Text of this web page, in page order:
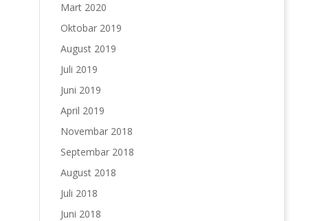
Mart 2020
Oktobar 2019
August 2019
Juli 2019
Juni 2019
April 2019
Novembar 2018
Septembar 2018
August 2018
Juli 2018
Juni 2018